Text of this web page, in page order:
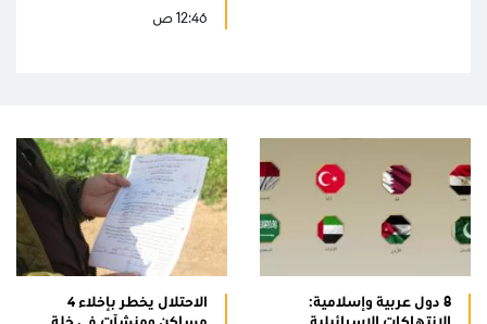
12:46 ص
8 دول عربية وإسلامية:
الاحتلال يخطر بإخلاء 4